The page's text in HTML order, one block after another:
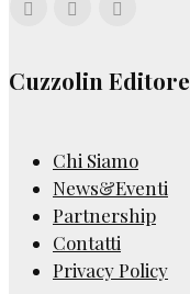
Cuzzolin Editore
Chi Siamo
News&Eventi
Partnership
Contatti
Privacy Policy